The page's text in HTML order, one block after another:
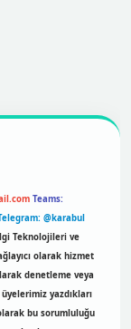
Teams:
@karabul
Teknolojileri ve
olarak hizmet
denetleme veya
yazdıkları
bu sorumluluğu